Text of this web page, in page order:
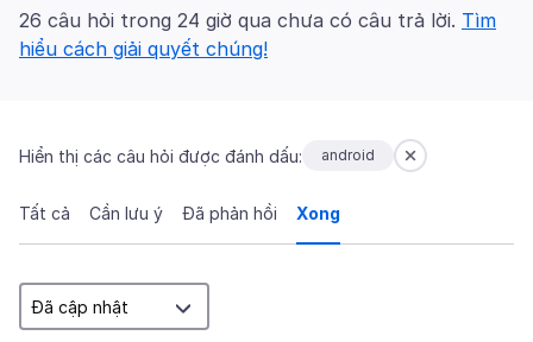
26 câu hỏi trong 24 giờ qua chưa có câu trả lời. Tìm
hiểu cách giải quyết chúng!
Hiển thị các câu hỏi được đánh dấu: android
Tất cả Cần lưu ý Đã phản hồi Xong